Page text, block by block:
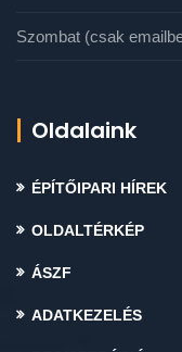
Szombat (csak
Oldalaink
ÉPÍTŐIPARI HÍREK
OLDALTÉRKÉP
ÁSZF
ADATKEZELÉS